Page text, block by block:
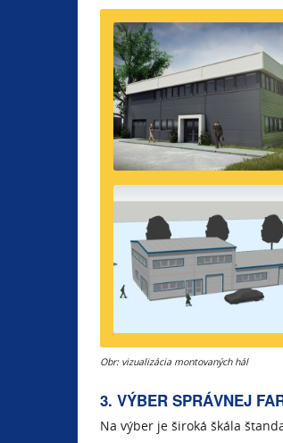
Obr: vizualizácia montovaných hál
3. VÝBER SPRÁVNEJ
Na výber je široká škála